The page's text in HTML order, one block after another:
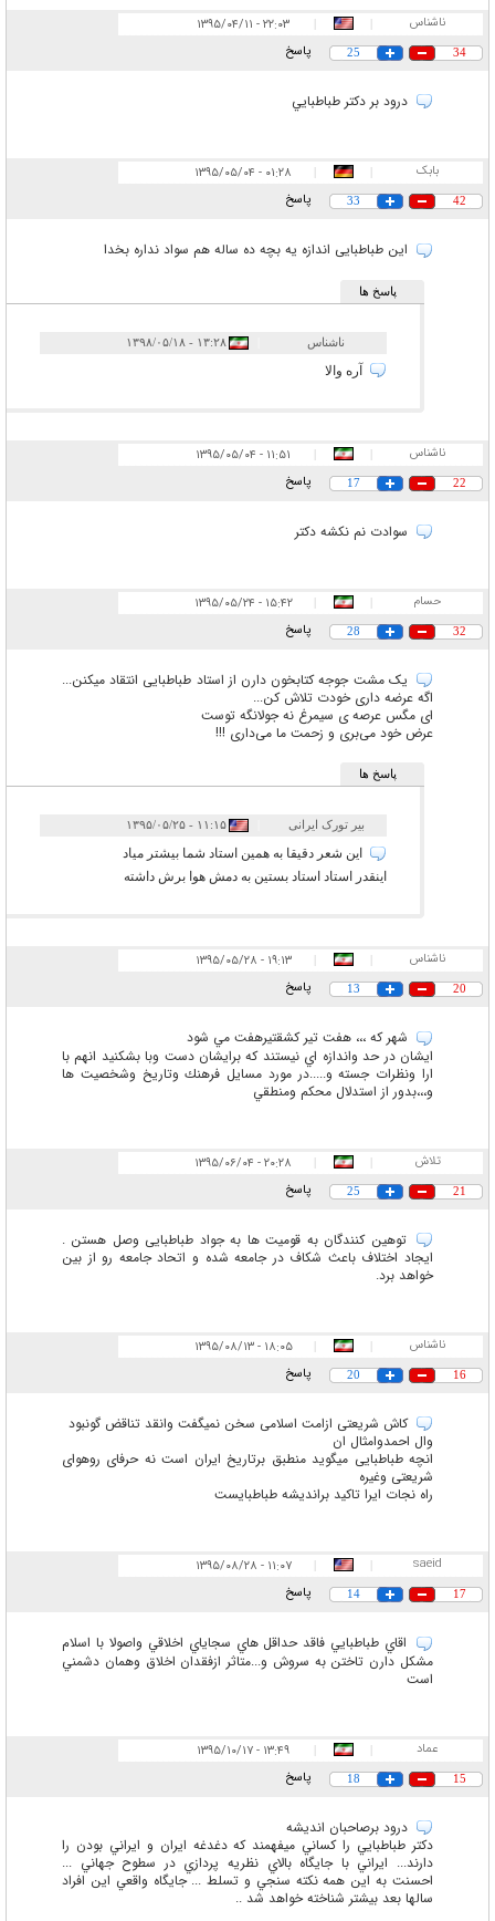
ناشناس |
| ۲۲:۰۳ - ۱۳۹۵/۰۴/۱۱
34
25 پاسخ
درود بر دكتر طباطبايي
بابک ۰۱:۲۸ - ۱۳۹۵/۰۵/۰۴
42
33 پاسخ
این طباطبایی اندازه یه بچه ده ساله هم سواد نداره بخدا
پاسخ ها
ناشناس ۱۳:۲۸ - ۱۳۹۸/۰۵/۱۸
آره والا
ناشناس |
| ۱۱:۵۱ - ۱۳۹۵/۰۵/۰۴
22
17 پاسخ
سوادت نم نکشه دکتر
حسام |
| ۱۵:۴۲ - ۱۳۹۵/۰۵/۲۴
32
28 پاسخ
یک مشت جوجه کتابخون دارن از استاد طباطبایی انتقاد میکنن...
اگه عرضه داری خودت تلاش کن...
ای مگس عرصه ی سیمرغ نه جولانگه توست
عرض خود می‌بری و زحمت ما می‌داری !!!
پاسخ ها
بیر تورک ایرانی ۱۱:۱۵ - ۱۳۹۵/۰۵/۲۵
این شعر دقیقا به همین استاد شما بیشتر میاد
اینقدر استاد استاد بستین به دمش هوا برش داشته
ناشناس |
| ۱۹:۱۳ - ۱۳۹۵/۰۵/۲۸
20
13 پاسخ
شهر كه ،،، هفت تير كشقتيرهفت مي شود
ايشان در حد واندازه اي نيستند كه برايشان دست وبا بشكنيد انهم با
ارا ونظرات جسته و.....در مورد مسايل فرهنك وتاريخ وشخصيت ها
و،،،بدور از استدلال محكم ومنطقي
تلاش |
| ۲۰:۲۸ - ۱۳۹۵/۰۶/۰۴
21
25 پاسخ
توهین کنندگان به قومیت ها به جواد طباطبایی وصل هستن .
ایجاد اختلاف باعث شکاف در جامعه شده و اتحاد جامعه رو از بین
خواهد برد.
ناشناس |
| ۱۸:۰۵ - ۱۳۹۵/۰۸/۱۳
16
20 پاسخ
کاش شریعتی ازامت اسلامی سخن نمیگفت وانقد تناقض گونبود
وال احمدوامثال ان
انچه طباطبایی میگوید منطبق برتاریخ ایران است نه حرفای روهوای
شریعتی وغیره
راه نجات ایرا تاکید براندیشه طباطبایست
saeid
|
| ۱۱:۰۷ - ۱۳۹۵/۰۸/۲۸
17
14 پاسخ
اقاي طباطبايي فاقد حداقل هاي سجاياي اخلاقي واصولا با اسلام
مشكل دارن تاختن به سروش و...متاثر ازفقدان اخلاق وهمان دشمني
است
عماد |
| ۱۳:۴۹ - ۱۳۹۵/۱۰/۱۷
15
18 پاسخ
درود برصاحبان انديشه
دكتر طباطبايي را كساني ميفهمند كه دغدغه ايران و ايراني بودن را
دارند... ايراني با جايگاه بالاي نظريه پردازي در سطوح جهاني ...
احسنت به اين همه نكته سنجي و تسلط ... جايگاه واقعي اين افراد
سالها بعد بيشتر شناخته خواهد شد ..